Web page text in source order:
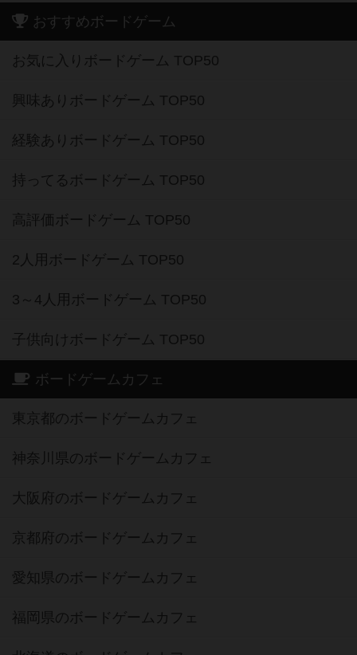
おすすめボードゲーム
お気に入りボードゲーム TOP50
興味ありボードゲーム TOP50
経験ありボードゲーム TOP50
持ってるボードゲーム TOP50
高評価ボードゲーム TOP50
2人用ボードゲーム TOP50
3～4人用ボードゲーム TOP50
子供向けボードゲーム TOP50
ボードゲームカフェ
東京都のボードゲームカフェ
神奈川県のボードゲームカフェ
大阪府のボードゲームカフェ
京都府のボードゲームカフェ
愛知県のボードゲームカフェ
福岡県のボードゲームカフェ